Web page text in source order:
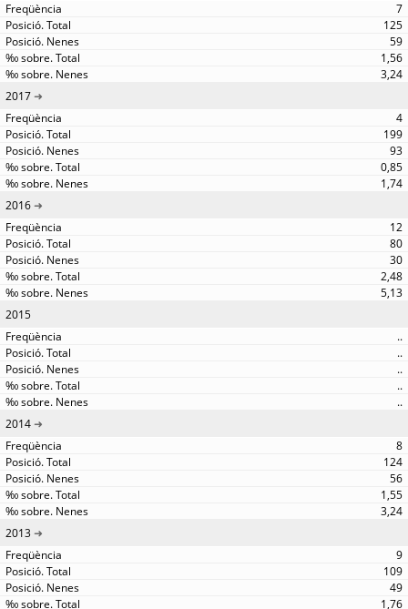
7
125
59
1,56
3,24
2017
4
199
93
0,85
1,74
2016
12
80
30
2,48
5,13
2015
..
..
..
..
..
2014
8
124
56
1,55
3,24
2013
9
109
49
1,76